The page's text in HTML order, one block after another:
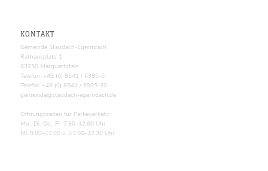
KONTAKT
Gemeinde Staudach-Egerndach
Rathausplatz 1
83250 Marquartstein
Telefon: +49 (0) 8641 / 6995-0
Telefax: +49 (0) 8641 / 6995-30
gemeinde@staudach-egerndach.de
Öffnungszeiten für Parteiverkehr:
Mo., Di., Do., Fr. 7.30–12.00 Uhr
Mi. 9.00–12.00 u. 13.00–17.30 Uhr